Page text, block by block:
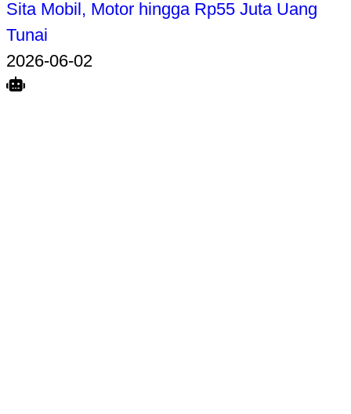
Sita Mobil, Motor hingga Rp55 Juta Uang
Tunai
2026-06-02